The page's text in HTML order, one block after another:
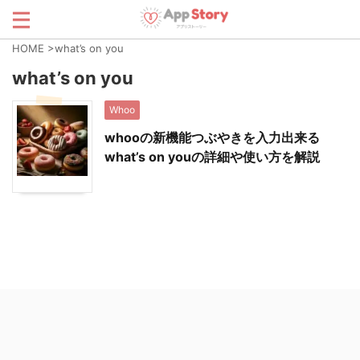
HOME >what’s on you
what’s on you
Whoo
whooの新機能つぶやきを入力出来る
what’s on youの詳細や使い方を解説